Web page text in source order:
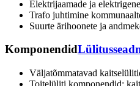
Elektrijaamade ja
Trafo juhtimine
Suurte ärihoonete ja
Komponendid
Väljatõmmatavad
Toitelüliti komponendid: